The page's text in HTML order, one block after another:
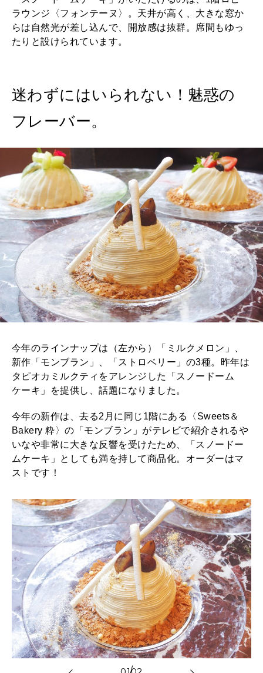
ラウンジ〈フォンテーヌ〉。天井が高く、大きな窓か
らは自然光が差し込んで、開放感は抜群。席間もゆっ
たりと設けられています。
迷わずにはいられない！魅惑の
フレーバー。
今年のラインナップは（左から）「ミルクメロン」、
新作「モンブラン」、「ストロベリー」の3種。昨年は
タピオカミルクティをアレンジした「スノードーム
ケーキ」を提供し、話題になりました。
今年の新作は、去る2月に同じ1階にある〈Sweets＆
Bakery 粋〉の「モンブラン」がテレビで紹介されるや
いなや非常に大きな反響を受けたため、「スノードー
ムケーキ」としても満を持して商品化。オーダーはマ
ストです！